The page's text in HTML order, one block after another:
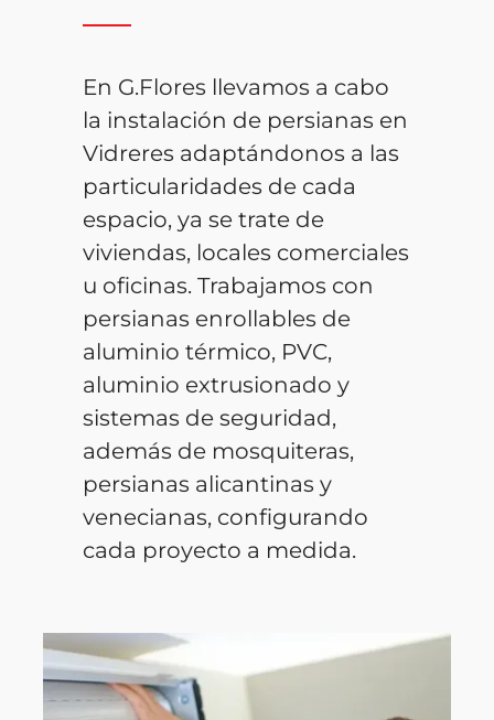
En G.Flores llevamos a cabo
la instalación de persianas en
Vidreres adaptándonos a las
particularidades de cada
espacio, ya se trate de
viviendas, locales comerciales
u oficinas. Trabajamos con
persianas enrollables de
aluminio térmico, PVC,
aluminio extrusionado y
sistemas de seguridad,
además de mosquiteras,
persianas alicantinas y
venecianas, configurando
cada proyecto a medida.